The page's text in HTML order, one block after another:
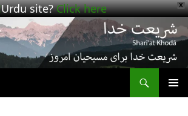
X
Urdu site?Click here!